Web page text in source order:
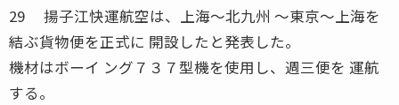
29 揚子江快運航空は、上海〜北九州 〜東京〜上海を
結ぶ貨物便を正式に 開設したと発表した。
機材はボーイ ング７３７型機を使用し、週三便を 運航
する。